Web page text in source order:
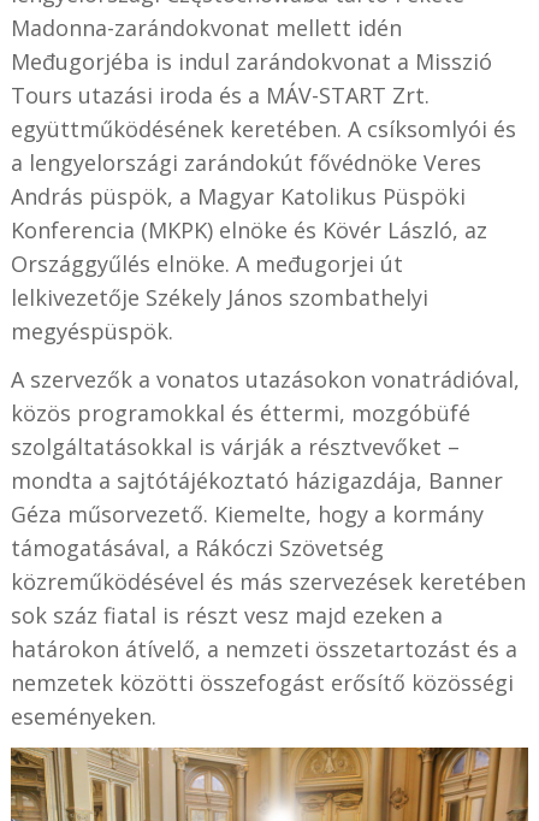
Madonna-zarándokvonat mellett idén
Međugorjéba is indul zarándokvonat a Misszió
Tours utazási iroda és a MÁV-START Zrt.
együttműködésének keretében. A csíksomlyói és
a lengyelországi zarándokút fővédnöke Veres
András püspök, a Magyar Katolikus Püspöki
Konferencia (MKPK) elnöke és Kövér László, az
Országgyűlés elnöke. A međugorjei út
lelkivezetője Székely János szombathelyi
megyéspüspök.
A szervezők a vonatos utazásokon vonatrádióval,
közös programokkal és éttermi, mozgóbüfé
szolgáltatásokkal is várják a résztvevőket –
mondta a sajtótájékoztató házigazdája, Banner
Géza műsorvezető. Kiemelte, hogy a kormány
támogatásával, a Rákóczi Szövetség
közreműködésével és más szervezések keretében
sok száz fiatal is részt vesz majd ezeken a
határokon átívelő, a nemzeti összetartozást és a
nemzetek közötti összefogást erősítő közösségi
eseményeken.